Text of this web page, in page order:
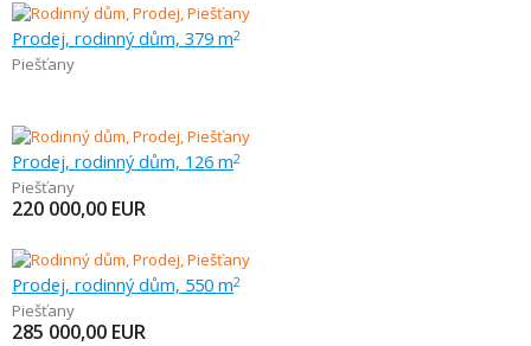
Prodej, rodinný dům, 379 m2
Piešťany
Prodej, rodinný dům, 126 m2
Piešťany
220 000,00 EUR
Prodej, rodinný dům, 550 m2
Piešťany
285 000,00 EUR